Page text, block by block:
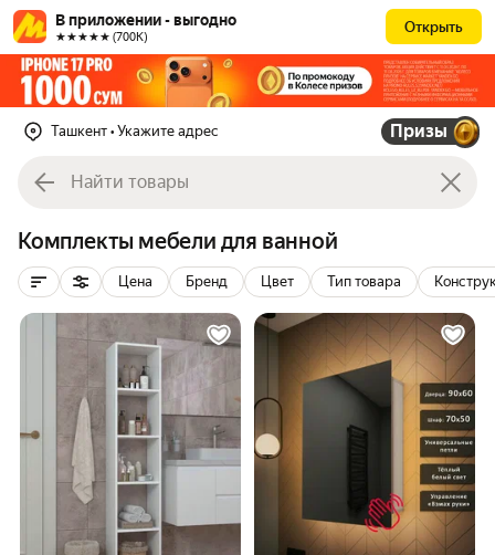
В приложении - выгодно
★★★★★ (700К)
Открыть
Ташкент • Укажите адрес Призы
Комплекты мебели для ванной
Цена Бренд Цвет Тип товара